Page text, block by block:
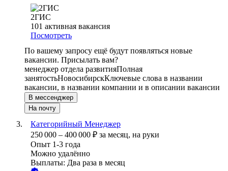
2ГИС
101 активная вакансия
Посмотреть
По вашему запросу ещё будут появляться новые
вакансии. Присылать вам?
менеджер отдела развитияПолная
занятостьНовосибирскКлючевые слова в названии
вакансии, в названии компании и в описании вакансии
В мессенджер
На почту
Категорийный Менеджер
250 000 – 400 000 ₽ за месяц, на руки
Опыт 1-3 года
Можно удалённо
Выплаты: Два раза в месяц